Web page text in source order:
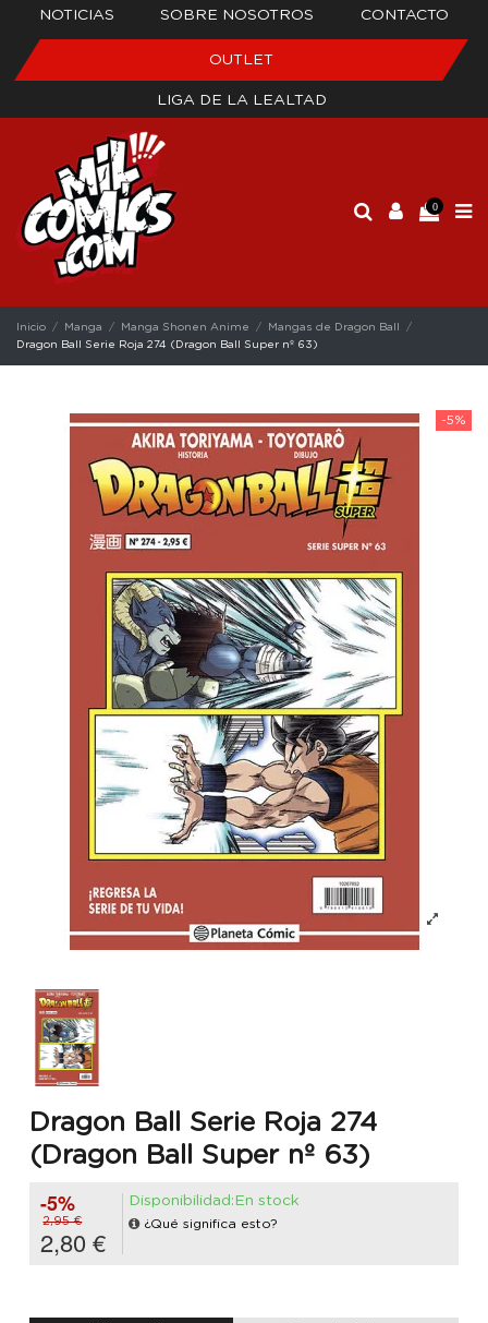
NOTICIAS SOBRE NOSOTROS CONTACTO
OUTLET
LIGA DE LA LEALTAD
0
Inicio Manga Manga Shonen Anime
Mangas de Dragon Ball
Dragon Ball Serie Roja 274 (Dragon Ball Super nº 63)
-5%
Dragon Ball Serie Roja 274
(Dragon Ball Super nº 63)
-5%
2,95 €
2,80 €
Disponibilidad:En stock
¿Qué significa esto?